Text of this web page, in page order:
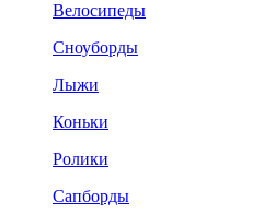
Велосипеды
Сноуборды
Лыжи
Коньки
Ролики
Сапборды